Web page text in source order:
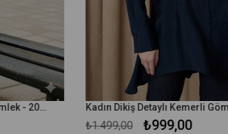
Kadın Dikiş Detaylı Kemerli Gömlek - 20708GML - Bordo
₺999,00
₺1.499,00